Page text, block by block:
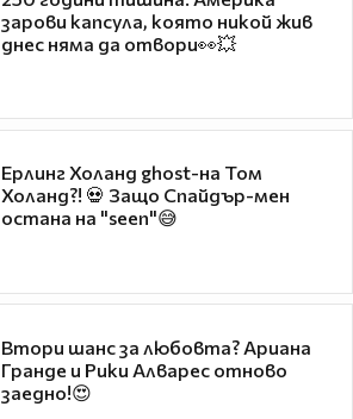
зарови капсула, която никой жив
днес няма да отвори👀💥
Ерлинг Холанд ghost-на Том
Холанд?! 💀 Защо Спайдър-мен
остана на "seen"😅
Втори шанс за любовта? Ариана
Гранде и Рики Алварес отново
заедно!😍